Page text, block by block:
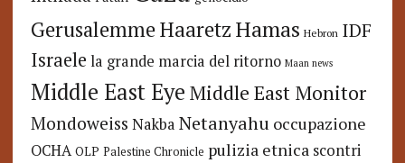
GerusalemmeHaaretzHamas Hebron IDF
Israele la grande marcia del ritorno Maan news
Middle East Eye Middle East Monitor
Mondoweiss Nakba Netanyahu occupazione
OCHA OLP Palestine Chronicle pulizia etnica scontri